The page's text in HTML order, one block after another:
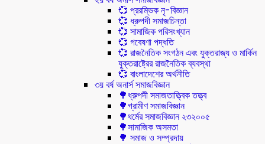
💞 প্ররম্ভিক নৃ-বিজ্ঞান
💞 ধ্রুপদী সমাজচিন্তা
💞 সামাজিক পরিসংখ্যান
💞 গবেষণা পদ্ধতি
💞 রাজনৈতিক সংগঠন এবং যুক্তরাজ্য ও মার্কিন
যুক্তরাষ্ট্রের রাজনৈতিক ব্যবস্থা
💞 বাংলাদেশের অর্থনীতি
৩য় বর্ষ অনার্স সমাজবিজ্ঞান
🌳ধ্রুপদী সমাজতাত্ত্বিক তত্ত্ব
🌳গ্রামীণ সমাজবিজ্ঞান
🌳ধর্মের সমাজবিজ্ঞান ২৩২০০৫
🌳সামাজিক অসমতা
🌳 সমাজ ও সম্প্রদায়